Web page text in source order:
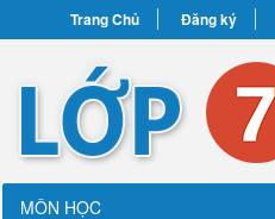
Trang Chủ Đăng ký
MÔN HỌC